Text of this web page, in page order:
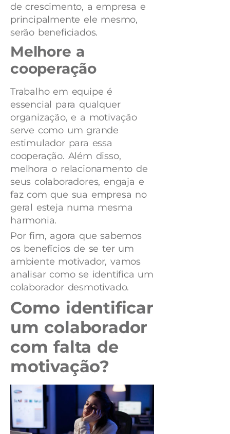
de crescimento, a empresa e
principalmente ele mesmo,
serão beneficiados.
Melhore a
cooperação
Trabalho em equipe é
essencial para qualquer
organização, e a motivação
serve como um grande
estimulador para essa
cooperação. Além disso,
melhora o relacionamento de
seus colaboradores, engaja e
faz com que sua empresa no
geral esteja numa mesma
harmonia.
Por fim, agora que sabemos
os benefícios de se ter um
ambiente motivador, vamos
analisar como se identifica um
colaborador desmotivado.
Como identificar
um colaborador
com falta de
motivação?